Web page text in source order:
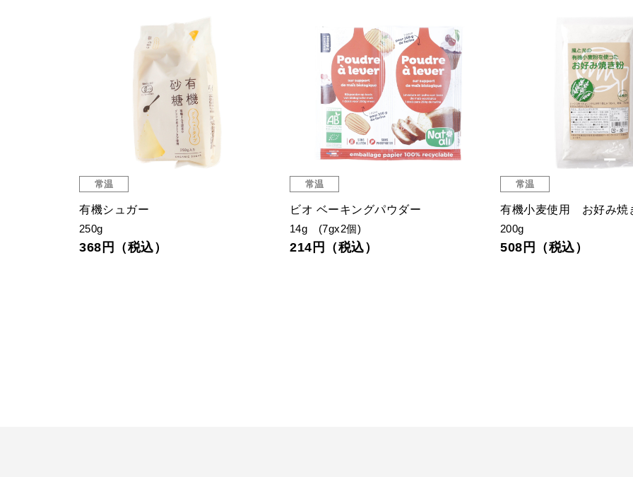
常温
有機シュガー
250g
368円（税込）
常温
ビオ ベーキングパウダー
14g (7gx2個)
214円（税込）
常温
有機小麦使用 お好み焼
200g
508円（税込）